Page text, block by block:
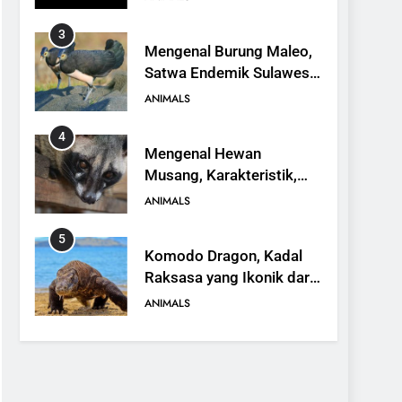
4
Mengenal Hewan
Musang, Karakteristik,
Jenis, dan Peran dalam
ANIMALS
5
Komodo Dragon, Kadal
Raksasa yang Ikonik dari
Indonesia
ANIMALS
6
Kanguru Pohon Mantel
Emas, Penemuan Baru di
Dunia Satwa
ANIMALS
7